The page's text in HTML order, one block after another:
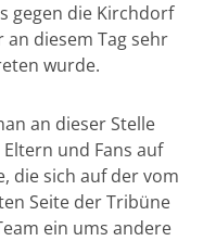
gegen die Kirchdorf
diesem Tag sehr
wurde.
an dieser Stelle
und Fans auf
die sich auf der vom
Seite der Tribüne
ein ums andere